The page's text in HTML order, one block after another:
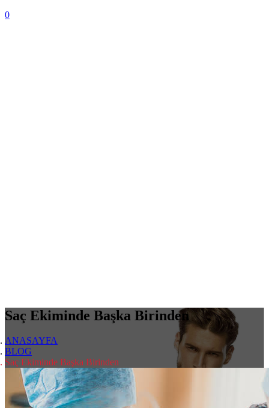
0
Saç Ekiminde Başka Birinden
ANASAYFA
BLOG
Saç Ekiminde Başka Birinden